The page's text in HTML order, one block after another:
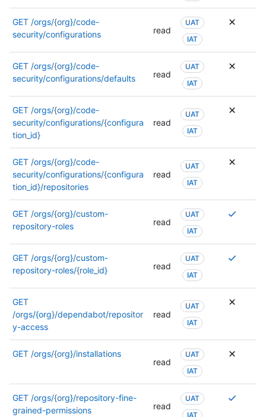
GET /orgs/{org}/code-
security/configurations
read
UAT
IAT
GET /orgs/{org}/code-
security/configurations/defaults
read
UAT
IAT
GET /orgs/{org}/code-
security/configurations/{configura
tion_id}
read
UAT
IAT
GET /orgs/{org}/code-
security/configurations/{configura
tion_id}/repositories
read
UAT
IAT
GET /orgs/{org}/custom-
repository-roles
read
UAT
IAT
puede
Para
GET /orgs/{org}/custom-
repository-roles/{role_id}
read
UAT
IAT
Para
GET
/orgs/{org}/dependabot/repositor
y-access
read
UAT
IAT
GET /orgs/{org}/installations
read
UAT
IAT
GET /orgs/{org}/repository-fine-
grained-permissions
read
UAT
IAT